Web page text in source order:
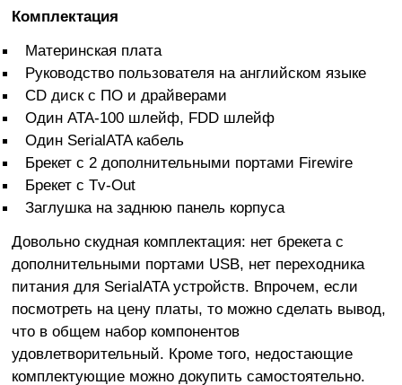
Комплектация
Материнская плата
Руководство пользователя на английском языке
CD диск с ПО и драйверами
Один ATA-100 шлейф, FDD шлейф
Один SerialATA кабель
Брекет с 2 дополнительными портами Firewire
Брекет с Tv-Out
Заглушка на заднюю панель корпуса
Довольно скудная комплектация: нет брекета с
дополнительными портами USB, нет переходника
питания для SerialATA устройств. Впрочем, если
посмотреть на цену платы, то можно сделать вывод,
что в общем набор компонентов
удовлетворительный. Кроме того, недостающие
комплектующие можно докупить самостоятельно.